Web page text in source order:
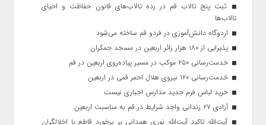
ثبت پنج تالاب قم در رده تالاب‌های قانون حفاظت و احیای
تالاب‌ها
اردوگاه دانش‌آموزی در فردو قم ساخته می‌شود
پذیرایی از ۱۸۰ هزار زائر اربعین در مسجد جمکران
خدمت‌رسانی ۲۵۰ موکب در مسیر پیاده‌روی اربعین در قم
خدمت‌رسانی ۱۲۰ نیروی هلال احمر قمی در اربعین
خرید لباس فرم جدید مدارس اجباری نیست
آزادی ۲۷ زندانی واجد شرایط در قم به مناسبت اربعین
آیت‌الله تاکید آیت‌الله نوری همدانی بر برخورد قاطع با اخلالگران